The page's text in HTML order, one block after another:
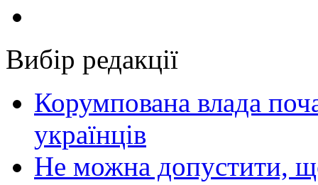
Вибір редакції
Корумпована влада
українців
Не можна допустити,